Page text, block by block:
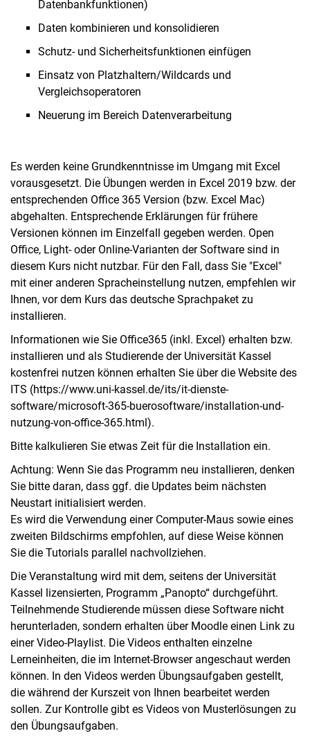
Datenbankfunktionen)
Daten kombinieren und konsolidieren
Schutz- und Sicherheitsfunktionen einfügen
Einsatz von Platzhaltern/Wildcards und
Vergleichsoperatoren
Neuerung im Bereich Datenverarbeitung
Es werden keine Grundkenntnisse im Umgang mit Excel
vorausgesetzt. Die Übungen werden in Excel 2019 bzw. der
entsprechenden Office 365 Version (bzw. Excel Mac)
abgehalten. Entsprechende Erklärungen für frühere
Versionen können im Einzelfall gegeben werden. Open
Office, Light- oder Online-Varianten der Software sind in
diesem Kurs nicht nutzbar. Für den Fall, dass Sie "Excel"
mit einer anderen Spracheinstellung nutzen, empfehlen wir
Ihnen, vor dem Kurs das deutsche Sprachpaket zu
installieren.
Informationen wie Sie Office365 (inkl. Excel) erhalten bzw.
installieren und als Studierende der Universität Kassel
kostenfrei nutzen können erhalten Sie über die Website des
ITS (https://www.uni-kassel.de/its/it-dienste-
software/microsoft-365-buerosoftware/installation-und-
nutzung-von-office-365.html).
Bitte kalkulieren Sie etwas Zeit für die Installation ein.
Achtung: Wenn Sie das Programm neu installieren, denken
Sie bitte daran, dass ggf. die Updates beim nächsten
Neustart initialisiert werden.
Es wird die Verwendung einer Computer-Maus sowie eines
zweiten Bildschirms empfohlen, auf diese Weise können
Sie die Tutorials parallel nachvollziehen.
Die Veranstaltung wird mit dem, seitens der Universität
Kassel lizensierten, Programm „Panopto“ durchgeführt.
Teilnehmende Studierende müssen diese Software nicht
herunterladen, sondern erhalten über Moodle einen Link zu
einer Video-Playlist. Die Videos enthalten einzelne
Lerneinheiten, die im Internet-Browser angeschaut werden
können. In den Videos werden Übungsaufgaben gestellt,
die während der Kurszeit von Ihnen bearbeitet werden
sollen. Zur Kontrolle gibt es Videos von Musterlösungen zu
den Übungsaufgaben.